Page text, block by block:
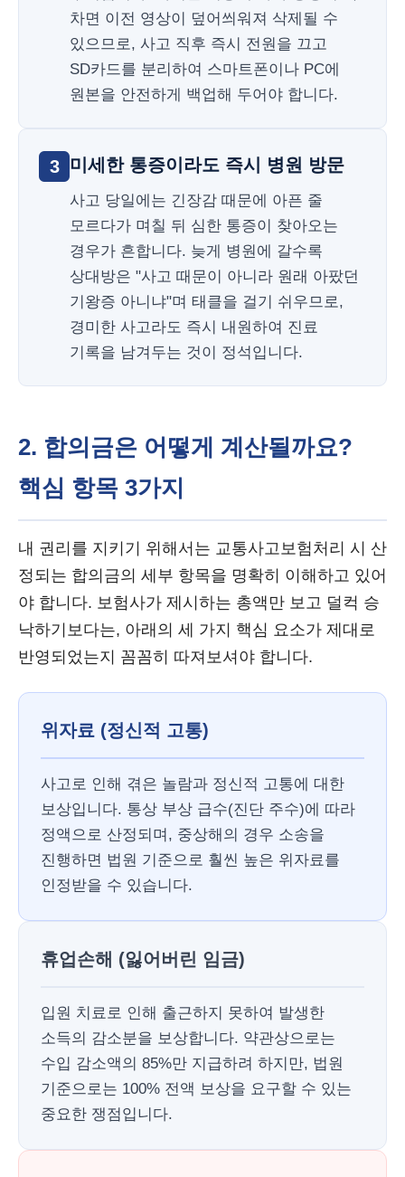
차면 이전 영상이 덮어씌워져 삭제될 수
있으므로, 사고 직후 즉시 전원을 끄고
SD카드를 분리하여 스마트폰이나 PC에
원본을 안전하게 백업해 두어야 합니다.
3 미세한 통증이라도 즉시 병원 방문
사고 당일에는 긴장감 때문에 아픈 줄
모르다가 며칠 뒤 심한 통증이 찾아오는
경우가 흔합니다. 늦게 병원에 갈수록
상대방은 "사고 때문이 아니라 원래 아팠던
기왕증 아니냐"며 태클을 걸기 쉬우므로,
경미한 사고라도 즉시 내원하여 진료
기록을 남겨두는 것이 정석입니다.
2. 합의금은 어떻게 계산될까요?
핵심 항목 3가지
내 권리를 지키기 위해서는 교통사고보험처리 시 산
정되는 합의금의 세부 항목을 명확히 이해하고 있어
야 합니다. 보험사가 제시하는 총액만 보고 덜컥 승
낙하기보다는, 아래의 세 가지 핵심 요소가 제대로
반영되었는지 꼼꼼히 따져보셔야 합니다.
위자료 (정신적 고통)
사고로 인해 겪은 놀람과 정신적 고통에 대한
보상입니다. 통상 부상 급수(진단 주수)에 따라
정액으로 산정되며, 중상해의 경우 소송을
진행하면 법원 기준으로 훨씬 높은 위자료를
인정받을 수 있습니다.
휴업손해 (잃어버린 임금)
입원 치료로 인해 출근하지 못하여 발생한
소득의 감소분을 보상합니다. 약관상으로는
수입 감소액의 85%만 지급하려 하지만, 법원
기준으로는 100% 전액 보상을 요구할 수 있는
중요한 쟁점입니다.